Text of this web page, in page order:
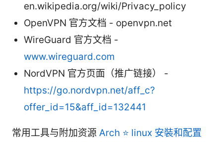
en.wikipedia.org/wiki/Privacy_policy
OpenVPN 官方文档 - openvpn.net
WireGuard 官方文档 -
www.wireguard.com
NordVPN 官方页面（推广链接） -
https://go.nordvpn.net/aff_c?
offer_id=15&aff_id=132441
常用工具与附加资源 Arch ⭐ linux 安裝和配置